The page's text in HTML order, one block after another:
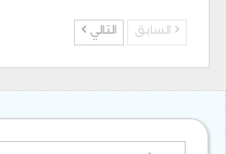
السابق التالي